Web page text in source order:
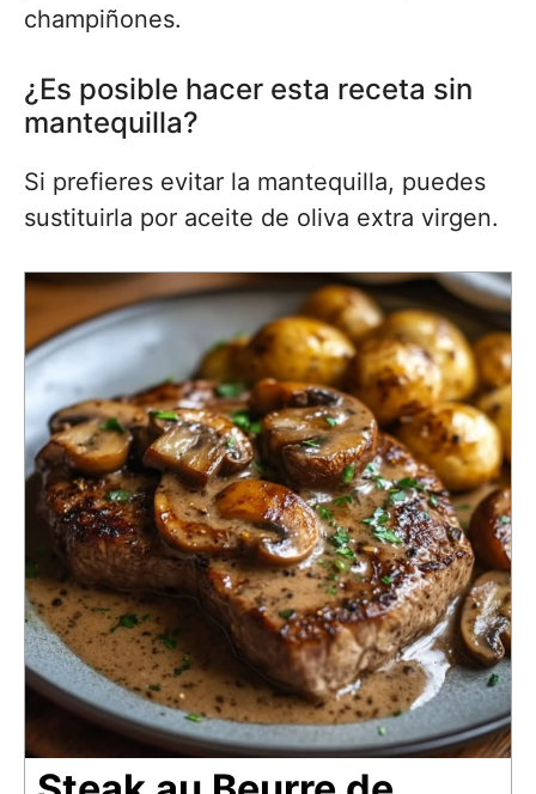
champiñones.
¿Es posible hacer esta receta sin
mantequilla?
Si prefieres evitar la mantequilla, puedes
sustituirla por aceite de oliva extra virgen.